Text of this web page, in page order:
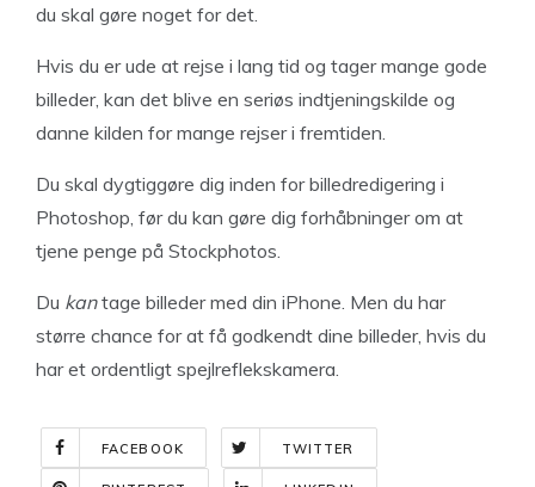
du skal gøre noget for det.
Hvis du er ude at rejse i lang tid og tager mange gode
billeder, kan det blive en seriøs indtjeningskilde og
danne kilden for mange rejser i fremtiden.
Du skal dygtiggøre dig inden for billedredigering i
Photoshop, før du kan gøre dig forhåbninger om at
tjene penge på Stockphotos.
Du kantage billeder med din iPhone. Men du har
større chance for at få godkendt dine billeder, hvis du
har et ordentligt spejlreflekskamera.
FACEBOOK TWITTER